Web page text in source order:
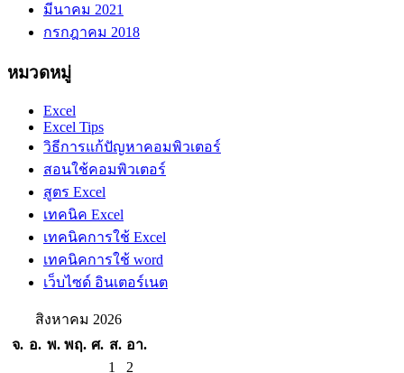
มีนาคม 2021
กรกฎาคม 2018
หมวดหมู่
Excel
Excel Tips
วิธีการแก้ปัญหาคอมพิวเตอร์
สอนใช้คอมพิวเตอร์
สูตร Excel
เทคนิค Excel
เทคนิคการใช้ Excel
เทคนิคการใช้ word
เว็บไซด์ อินเตอร์เนต
สิงหาคม 2026
จ. อ. พ. พฤ. ศ. ส. อา.
1
2